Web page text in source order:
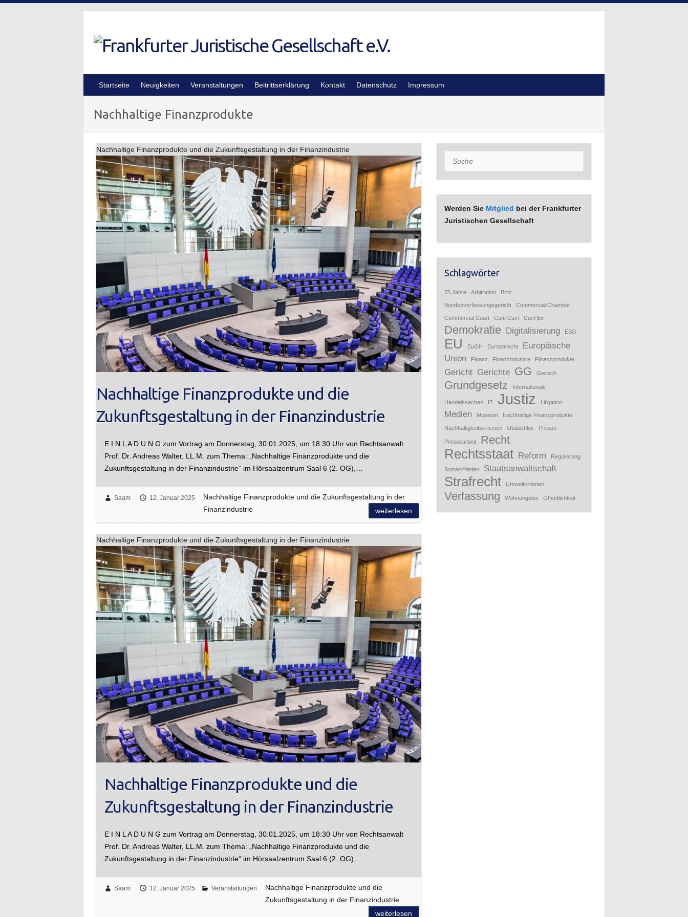
Startseite Neuigkeiten Veranstaltungen Beitrittserklärung Kontakt Datenschutz Impressum
Nachhaltige Finanzprodukte
Nachhaltige Finanzprodukte und die Zukunftsgestaltung in der Finanzindustrie
Nachhaltige Finanzprodukte und die
Zukunftsgestaltung in der Finanzindustrie
E I N L A D U N G zum Vortrag am Donnerstag, 30.01.2025, um 18:30 Uhr von Rechtsanwalt
Prof. Dr. Andreas Walter, LL.M. zum Thema: „Nachhaltige Finanzprodukte und die
Zukunftsgestaltung in der Finanzindustrie“ im Hörsaalzentrum Saal 6 (2. OG),…
Saam 12. Januar 2025
Nachhaltige Finanzprodukte und die Zukunftsgestaltung in der
Finanzindustrie
weiterlesen
Nachhaltige Finanzprodukte und die Zukunftsgestaltung in der Finanzindustrie
Nachhaltige Finanzprodukte und die
Zukunftsgestaltung in der Finanzindustrie
E I N L A D U N G zum Vortrag am Donnerstag, 30.01.2025, um 18:30 Uhr von Rechtsanwalt
Prof. Dr. Andreas Walter, LL.M. zum Thema: „Nachhaltige Finanzprodukte und die
Zukunftsgestaltung in der Finanzindustrie“ im Hörsaalzentrum Saal 6 (2. OG),…
Saam 12. Januar 2025 Veranstaltungen
Nachhaltige Finanzprodukte und die
Zukunftsgestaltung in der Finanzindustrie
weiterlesen
Suche
Werden Sie Mitglied bei der Frankfurter
Juristischen Gesellschaft
Schlagwörter
75 Jahre Arbitration Britz
Bundesverfassungsgericht Commercial Chamber
Commercial Court Cum Cum Cum Ex
Demokratie Digitalisierung ESG
EU EuGH Europarecht
Europäische
Union
Finanz Finanzindustrie FInanzprodukte
Gericht Gerichte GG Giersch
Grundgesetz Internationale
Handelssachen IT Justiz Litigation
Medien Museum Nachhaltige Finanzprodukte
Nachhaltigkeitskriterien Obdachlos Presse
Pressearbeit Recht
Rechtsstaat Reform Regulierung
Sozialkriterien Staatsanwaltschaft
Strafrecht Umweltkriterien
Verfassung Wohnungslos Öffentlichkeit